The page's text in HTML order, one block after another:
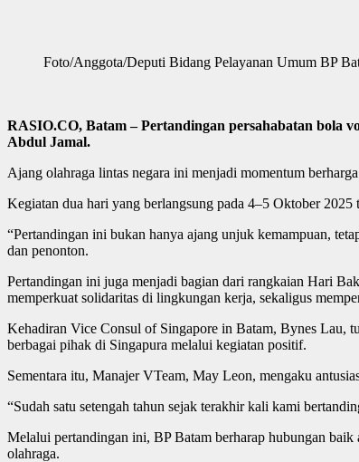
Foto/Anggota/Deputi Bidang Pelayanan Umum BP
RASIO.CO, Batam – Pertandingan persahabatan bola
Abdul Jamal.
Ajang olahraga lintas negara ini menjadi momentum
Kegiatan dua hari yang berlangsung pada 4–5 Oktober
“Pertandingan ini bukan hanya ajang unjuk kemampuan,
dan penonton.
Pertandingan ini juga menjadi bagian dari rangkaian Hari
memperkuat solidaritas di lingkungan kerja, sekaligus
Kehadiran Vice Consul of Singapore in Batam, Bynes Lau,
berbagai pihak di Singapura melalui kegiatan positif.
Sementara itu, Manajer VTeam, May Leon, mengaku
“Sudah satu setengah tahun sejak terakhir kali kami
Melalui pertandingan ini, BP Batam berharap hubungan baik
olahraga.